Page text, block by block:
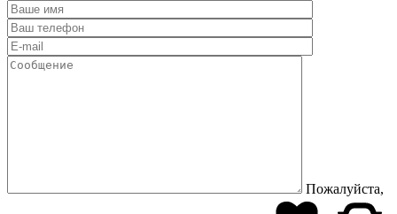
Пожалуйста,